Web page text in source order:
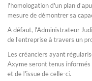
l'homologation d'un plan
mesure de démontrer sa
A défaut, l'Administrateur
de l'entreprise à travers un
Les créanciers ayant
Axyme seront tenus
et de l'issue de celle-ci.